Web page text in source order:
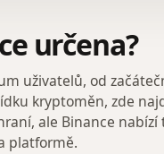
určena?
uživatelů, od
kryptoměn, zde
ale Binance
platformě.